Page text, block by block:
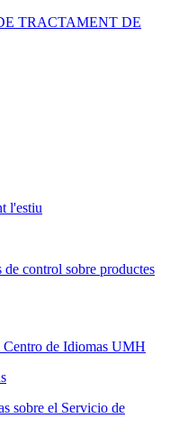
TRACTAMENT DE
l'estiu
de control sobre productes
Centro de Idiomas UMH
sobre el Servicio de